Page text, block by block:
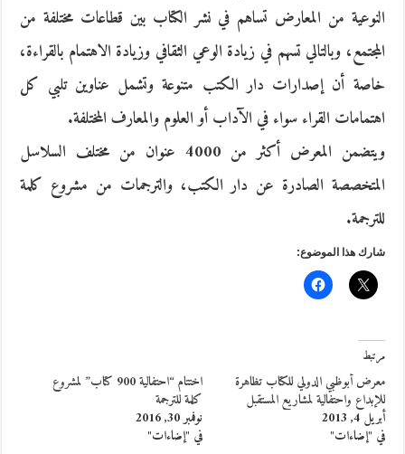
النوعية من المعارض تساهم في نشر الكتاب بين قطاعات مختلفة من
المجتمع، وبالتالي تسهم في زيادة الوعي الثقافي وزيادة الاهتمام بالقراءة،
خاصة أن إصدارات دار الكتب متنوعة وتشمل عناوين تلبي كل
اهتمامات القراء سواء في الآداب أو العلوم والمعارف المختلفة.
ويتضمن المعرض أكثر من 4000 عنوان من مختلف السلاسل
المتخصصة الصادرة عن دار الكتب، والترجمات من مشروع كلمة
للترجمة.
شارك هذا الموضوع:
مرتبط
معرض أبوظبي الدولي للكتاب تظاهرة
للإبداع واحتفالية لمشاريع المستقبل
أبريل 4, 2013
في "إضاءات"
اختتام “احتفالية 900 كتاب” لمشروع
كلمة للترجمة
نوفمبر 30, 2016
في "إضاءات"